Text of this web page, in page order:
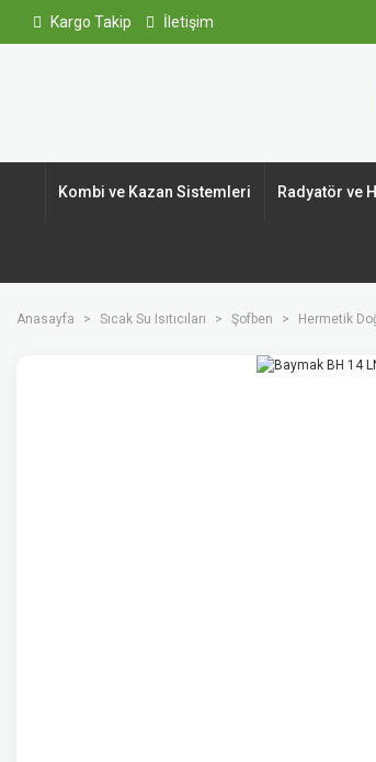
Kargo Takip İletişim
Kombi ve Kazan Sistemleri Radyatör ve
Anasayfa Sıcak Su Isıtıcıları Şofben Hermetik